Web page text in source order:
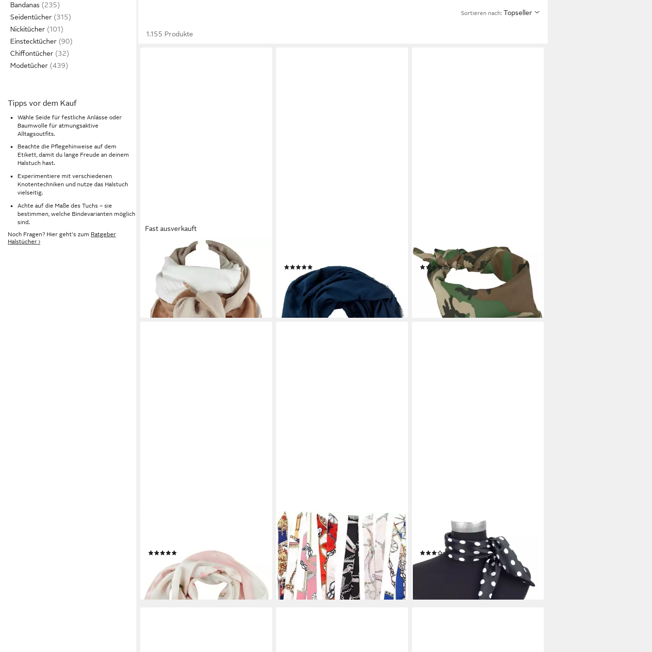
Bandanas
Seidentücher
Nickitücher
Einstecktücher
Chiffontücher
Modetücher
Tipps vor dem Kauf
Wähle Seide für festliche Anlässe oder
Baumwolle für atmungsaktive
Alltagsoutfits.
Beachte die Pflegehinweise auf dem
Etikett, damit du lange Freude an deinem
Halstuch hast.
Experimentiere mit verschiedenen
Knotentechniken und nutze das Halstuch
vielseitig.
Achte auf die Maße des Tuchs – sie
bestimmen, welche Bindevarianten möglich
sind.
Noch Fragen? Hier geht's zum Ratgeber
Halstücher ›
Sortieren nach: Topseller
1.155 Produkte
Fast ausverkauft
Halstuch musselintuch mehrfarbig
38,90 €
UVP 45,90 €
-15%
lieferbar - in 5-6 Werktagen bei dir
(7)
18,99 € UVP 22,99 €
-17%
lieferbar - in 1-2 Werktagen bei dir
MIL-TEC
Halstuch Halstuch Bandana
(9)
7,95 €
lieferbar - in 3-4 Werktagen bei dir
UVP22,99 €
-17%
lieferbar - in 1-2 Werktagen bei dir
ZAEWRY
Halstuch Handtaschen Schal, Satin
Ribbon Seidentücher Scarf Damen,
(6-St), (6-St)
14,34 € 19,99 €
-28%
lieferbar - in 5-6 Werktagen bei dir
ELLA JONTE
Halstuch, kleines Tuch schwarz weiß
Punkte Retro Rockabilly
(2)
13,95 €
lieferbar - in 2-3 Werktagen bei dir